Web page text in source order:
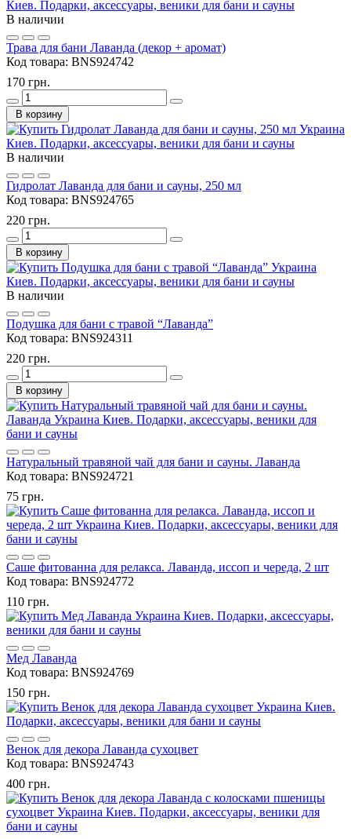
В наличии
Трава для бани Лаванда (декор + аромат)
Код товара: BNS924742
170 грн.
В корзину
В наличии
Гидролат Лаванда для бани и сауны, 250 мл
Код товара: BNS924765
220 грн.
В корзину
В наличии
Подушка для бани с травой “Лаванда”
Код товара: BNS924311
220 грн.
В корзину
Натуральный травяной чай для бани и сауны. Лаванда
Код товара: BNS924721
75 грн.
Саше фитованна для релакса. Лаванда, иссоп и череда, 2 шт
Код товара: BNS924772
110 грн.
Мед Лаванда
Код товара: BNS924769
150 грн.
Венок для декора Лаванда сухоцвет
Код товара: BNS924743
400 грн.